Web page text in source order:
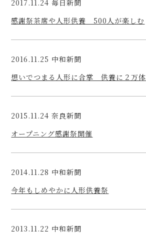
2017.11.24 毎日新聞
感謝祭茶席や人形供養 500人が楽しむ
2016.11.25 中和新聞
想いでつまる人形に合掌 供養に２万体
2015.11.24 奈良新聞
オープニング感謝祭開催
2014.11.28 中和新聞
今年もしめやかに人形供養祭
2013.11.22 中和新聞